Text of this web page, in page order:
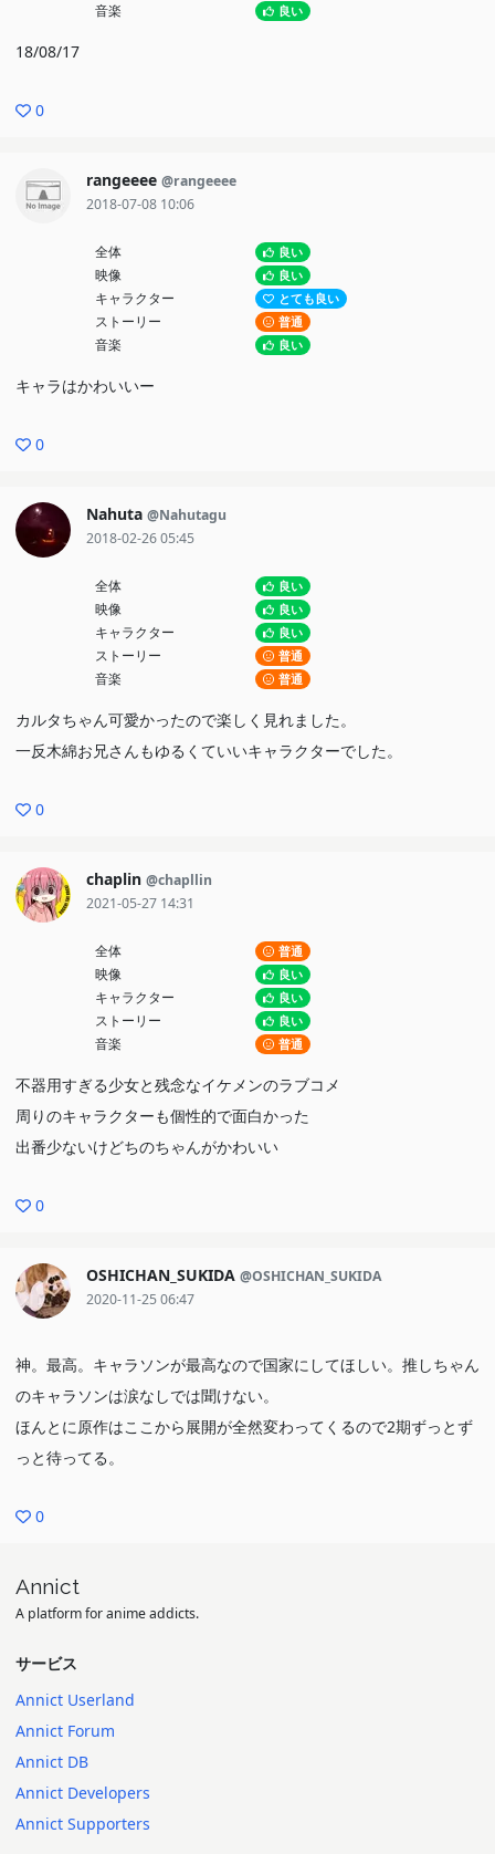
音楽 良い
18/08/17
0
rangeeee @rangeeee
2018-07-08 10:06
全体 良い
映像 良い
キャラクター とても良い
ストーリー 普通
音楽 良い
キャラはかわいいー
0
Nahuta @Nahutagu
2018-02-26 05:45
全体 良い
映像 良い
キャラクター 良い
ストーリー 普通
音楽 普通
カルタちゃん可愛かったので楽しく見れました。
一反木綿お兄さんもゆるくていいキャラクターでした。
0
chaplin @chapllin
2021-05-27 14:31
全体 普通
映像 良い
キャラクター 良い
ストーリー 良い
音楽 普通
不器用すぎる少女と残念なイケメンのラブコメ
周りのキャラクターも個性的で面白かった
出番少ないけどちのちゃんがかわいい
0
OSHICHAN_SUKIDA @OSHICHAN_SUKIDA
2020-11-25 06:47
神。最高。キャラソンが最高なので国家にしてほしい。推しちゃん
のキャラソンは涙なしでは聞けない。
ほんとに原作はここから展開が全然変わってくるので2期ずっとず
っと待ってる。
0
Annict
A platform for anime addicts.
サービス
Annict Userland
Annict Forum
Annict DB
Annict Developers
Annict Supporters